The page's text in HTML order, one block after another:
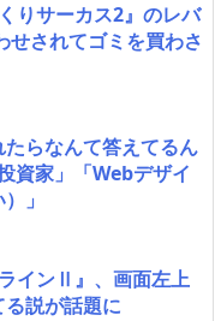
りサーカス2』のレバ
せされてゴミを買わさ
らなんて答えてるん
資家」「Webデザイ
」
インⅡ』、画面左上
説が話題に